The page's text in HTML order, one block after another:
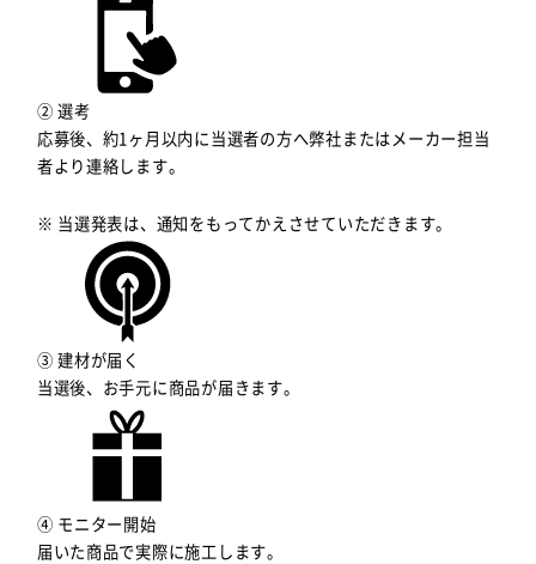
② 選考
応募後、約1ヶ月以内に当選者の方へ弊社またはメーカー担当
者より連絡します。
※ 当選発表は、通知をもってかえさせていただきます。
③ 建材が届く
当選後、お手元に商品が届きます。
④ モニター開始
届いた商品で実際に施工します。